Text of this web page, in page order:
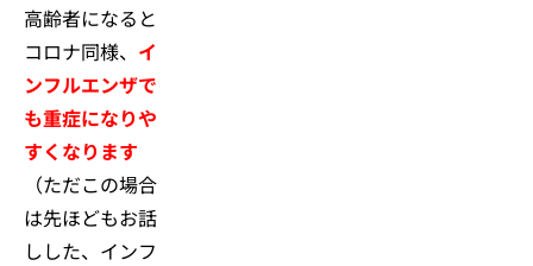
高齢者になると
コロナ同様、 イ
ンフルエンザで
も重症になりや
すくなります
（ただこの場合
は先ほどもお話
しした、インフ